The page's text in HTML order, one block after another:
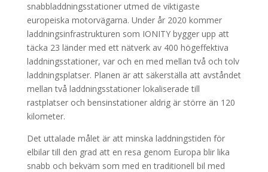
snabbladdningsstationer utmed de viktigaste
europeiska motorvägarna. Under år 2020 kommer
laddningsinfrastrukturen som IONITY bygger upp att
täcka 23 länder med ett nätverk av 400 högeffektiva
laddningsstationer, var och en med mellan två och tolv
laddningsplatser. Planen är att säkerställa att avståndet
mellan två laddningsstationer lokaliserade till
rastplatser och bensinstationer aldrig är större än 120
kilometer.
Det uttalade målet är att minska laddningstiden för
elbilar till den grad att en resa genom Europa blir lika
snabb och bekväm som med en traditionell bil med